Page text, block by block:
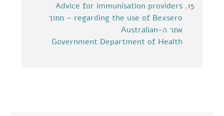
Advice for immunisation providers
regarding the use of Bexsero – מתוך
אתר ה-Australian
Government Department of Health